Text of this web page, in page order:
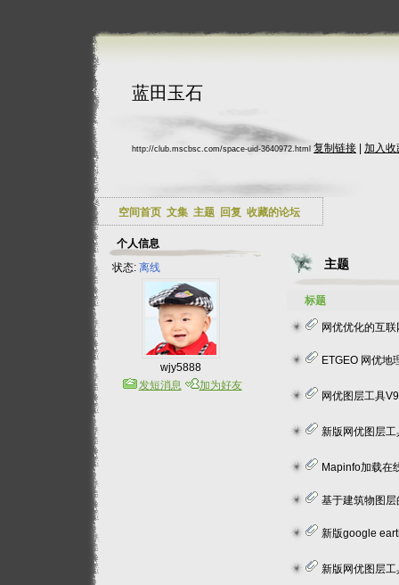
蓝田玉石
http://club.mscbsc.com/space-uid-3640972.html 复制链接 加入收
空间首页 文集 主题 回复 收藏的论坛
个人信息
状态: 离线
wjy5888
发短消息
加为好友
主题
标题
网优优化的互联网化
ETGEO 网优地
网优图层工具V9
新版网优图层工具
Mapinfo加载在线地图-专
基于建筑物图层的三
新版google
新版网优图层